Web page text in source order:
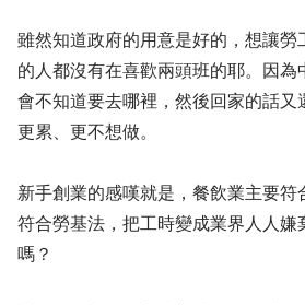
雖然知道政府的用意是好的，想讓勞
的人都沒有在喜歡兩頭班的耶。因為
會不知道要去哪裡，然後回家的話又
更累、更不想做。
新手創業的感嘆就是，餐飲業主要符
符合勞基法，把工時變成業界人人嫌
嗎？